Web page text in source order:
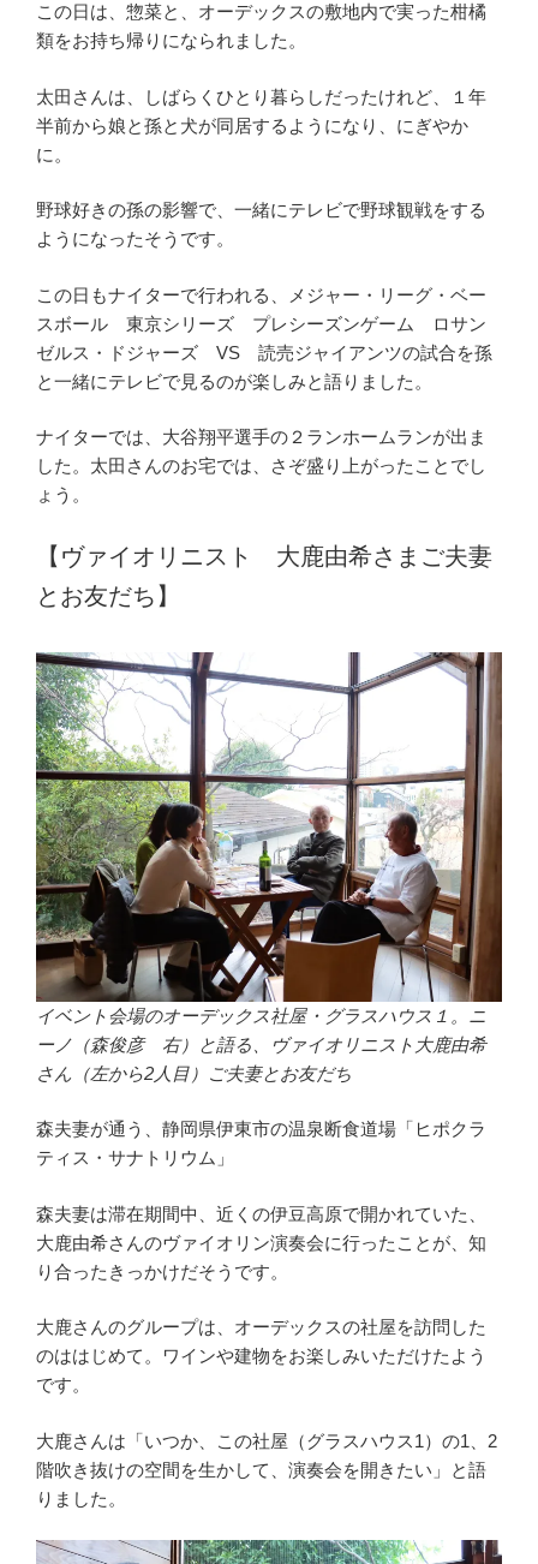
この日は、惣菜と、オーデックスの敷地内で実った柑橘
類をお持ち帰りになられました。
太田さんは、しばらくひとり暮らしだったけれど、１年
半前から娘と孫と犬が同居するようになり、にぎやか
に。
野球好きの孫の影響で、一緒にテレビで野球観戦をする
ようになったそうです。
この日もナイターで行われる、メジャー・リーグ・ベー
スボール 東京シリーズ プレシーズンゲーム ロサン
ゼルス・ドジャーズ VS 読売ジャイアンツの試合を孫
と一緒にテレビで見るのが楽しみと語りました。
ナイターでは、大谷翔平選手の２ランホームランが出ま
した。太田さんのお宅では、さぞ盛り上がったことでし
ょう。
【ヴァイオリニスト 大鹿由希さまご夫妻
とお友だち】
イベント会場のオーデックス社屋・グラスハウス１。ニ
ーノ（森俊彦 右）と語る、ヴァイオリニスト大鹿由希
さん（左から2人目）ご夫妻とお友だち
森夫妻が通う、静岡県伊東市の温泉断食道場「ヒポクラ
ティス・サナトリウム」
森夫妻は滞在期間中、近くの伊豆高原で開かれていた、
大鹿由希さんのヴァイオリン演奏会に行ったことが、知
り合ったきっかけだそうです。
大鹿さんのグループは、オーデックスの社屋を訪問した
のははじめて。ワインや建物をお楽しみいただけたよう
です。
大鹿さんは「いつか、この社屋（グラスハウス1）の1、2
階吹き抜けの空間を生かして、演奏会を開きたい」と語
りました。